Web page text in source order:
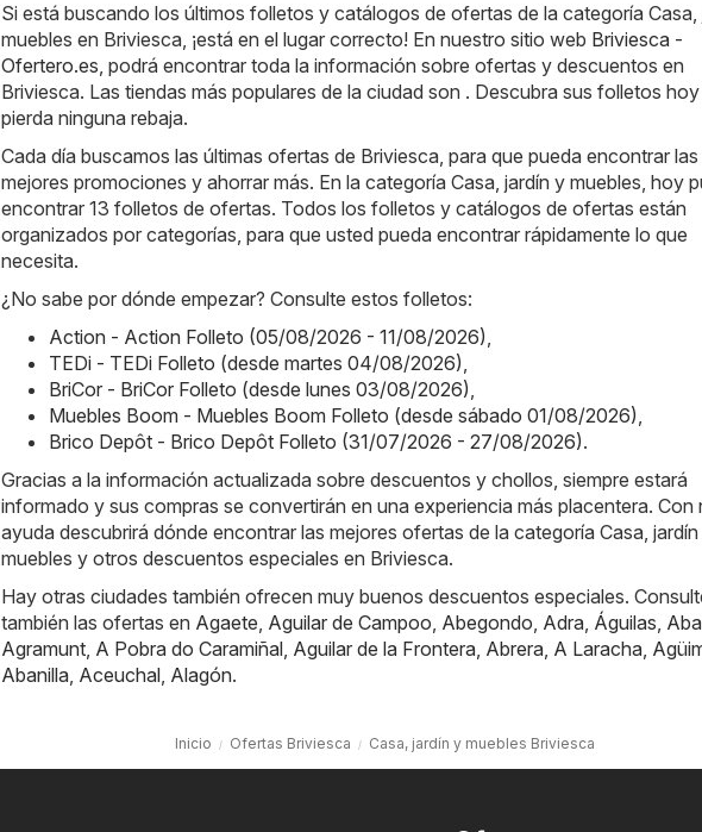
Si está buscando los últimos folletos y catálogos de ofertas de la categoría Casa,
muebles en Briviesca, ¡está en el lugar correcto! En nuestro sitio web Briviesca -
Ofertero.es, podrá encontrar toda la información sobre ofertas y descuentos en
Briviesca. Las tiendas más populares de la ciudad son . Descubra sus folletos
pierda ninguna rebaja.
Cada día buscamos las últimas ofertas de Briviesca, para que pueda encontrar las
mejores promociones y ahorrar más. En la categoría Casa, jardín y muebles, hoy
encontrar 13 folletos de ofertas. Todos los folletos y catálogos de ofertas están
organizados por categorías, para que usted pueda encontrar rápidamente lo que
necesita.
¿No sabe por dónde empezar? Consulte estos folletos:
Action - Action Folleto (05/08/2026 - 11/08/2026),
TEDi - TEDi Folleto (desde martes 04/08/2026),
BriCor - BriCor Folleto (desde lunes 03/08/2026),
Muebles Boom - Muebles Boom Folleto (desde sábado 01/08/2026),
Brico Depôt - Brico Depôt Folleto (31/07/2026 - 27/08/2026).
Gracias a la información actualizada sobre descuentos y chollos, siempre estará
informado y sus compras se convertirán en una experiencia más placentera. Con
ayuda descubrirá dónde encontrar las mejores ofertas de la categoría Casa,
muebles y otros descuentos especiales en Briviesca.
Hay otras ciudades también ofrecen muy buenos descuentos especiales.
también las ofertas en Agaete, Aguilar de Campoo, Abegondo, Adra, Águilas,
Agramunt, A Pobra do Caramiñal, Aguilar de la Frontera, Abrera, A Laracha,
Abanilla, Aceuchal, Alagón.
Inicio Ofertas Briviesca Casa, jardín y muebles Briviesca